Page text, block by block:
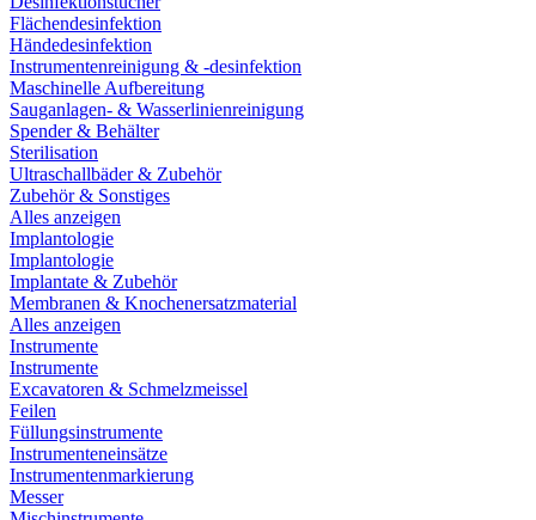
Flächendesinfektion
Händedesinfektion
Instrumentenreinigung & -desinfektion
Maschinelle Aufbereitung
Sauganlagen- & Wasserlinienreinigung
Spender & Behälter
Sterilisation
Ultraschallbäder & Zubehör
Zubehör & Sonstiges
Alles anzeigen
Implantologie
Implantologie
Implantate & Zubehör
Membranen & Knochenersatzmaterial
Alles anzeigen
Instrumente
Instrumente
Excavatoren & Schmelzmeissel
Feilen
Füllungsinstrumente
Instrumenteneinsätze
Instrumentenmarkierung
Messer